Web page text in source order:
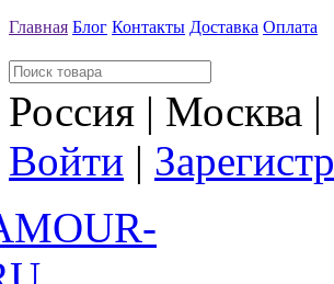
Главная Блог Контакты Доставка Оплата
Россия | Москва
Войти |